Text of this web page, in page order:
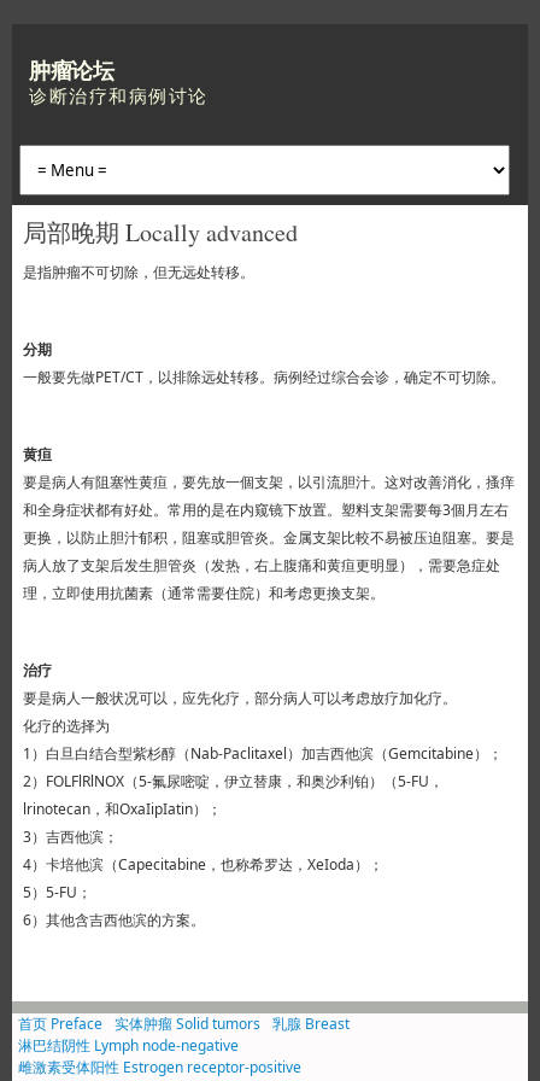
肿瘤论坛
诊断治疗和病例讨论
局部晚期 Locally advanced
是指肿瘤不可切除，但无远处转移。
分期
一般要先做PET/CT，以排除远处转移。病例经过综合会诊，确定不可切除。
黄疸
要是病人有阻塞性黄疸，要先放一個支架，以引流胆汁。这对改善消化，搔痒
和全身症状都有好处。常用的是在内窥镜下放置。塑料支架需要每3個月左右
更换，以防止胆汁郁积，阻塞或胆管炎。金属支架比較不易被压迫阻塞。要是
病人放了支架后发生胆管炎（发热，右上腹痛和黄疸更明显），需要急症处
理，立即使用抗菌素（通常需要住院）和考虑更換支架。
治疗
要是病人一般状况可以，应先化疗，部分病人可以考虑放疗加化疗。
化疗的选择为
1）白旦白结合型紫杉醇（Nab-Paclitaxel）加吉西他滨（Gemcitabine）；
2）FOLFlRlNOX（5-氟尿嘧啶，伊立替康，和奥沙利铂）（5-FU，
lrinotecan，和OxaIipIatin）；
3）吉西他滨；
4）卡培他滨（Capecitabine，也称希罗达，XeIoda）；
5）5-FU；
6）其他含吉西他滨的方案。
首页 Preface 实体肿瘤 Solid tumors 乳腺 Breast
淋巴结阴性 Lymph node-negative
雌激素受体阳性 Estrogen receptor-positive